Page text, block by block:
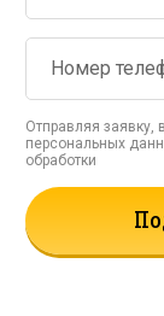
Отправляя заявку,
персональных
обработки